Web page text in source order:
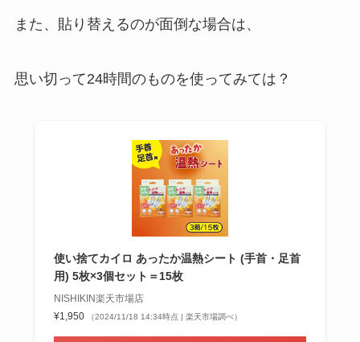
また、貼り替えるのが面倒な場合は、
思い切って24時間のものを使ってみては？
使い捨てカイロ あったか温熱シート (手首・足首
用) 5枚×3個セット＝15枚
NISHIKIN楽天市場店
¥1,950
（2024/11/18 14:34時点 | 楽天市場調べ）